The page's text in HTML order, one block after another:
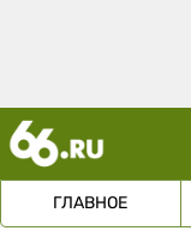
ГЛАВНОЕ